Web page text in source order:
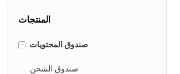
المنتجات
- صندوق المحتويات
صندوق الشحن